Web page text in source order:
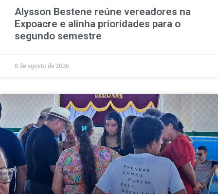
Alysson Bestene reúne vereadores na
Expoacre e alinha prioridades para o
segundo semestre
8 de agosto de 2026